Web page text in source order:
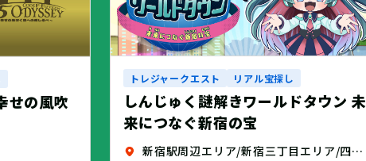
せの風吹
トレジャークエスト リアル宝探し
しんじゅく謎解きワールドタウン 未
来につなぐ新宿の宝
新宿駅周辺エリア/新宿三丁目エリア/四谷エリア